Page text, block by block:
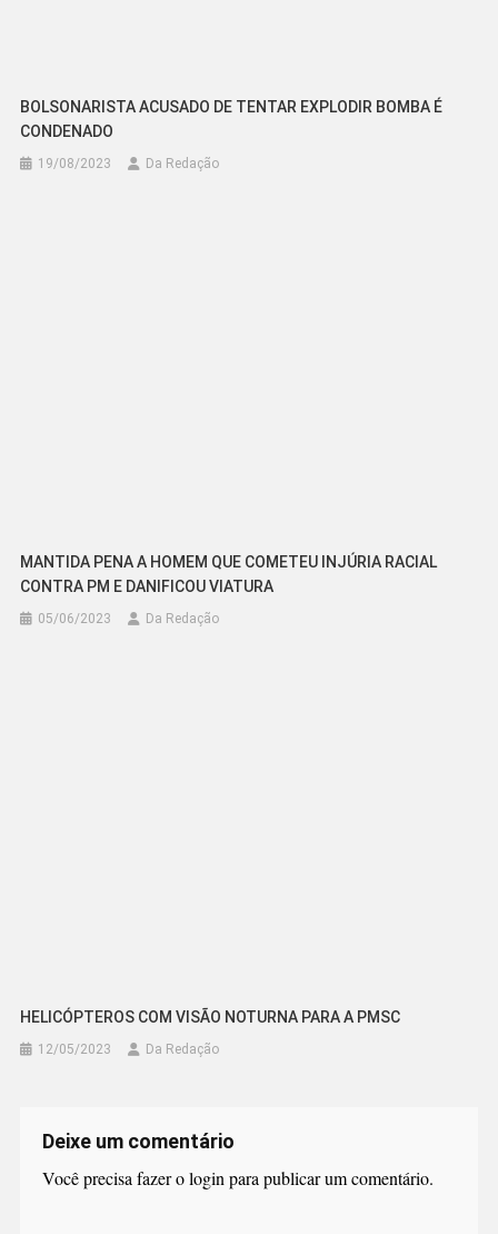
BOLSONARISTA ACUSADO DE TENTAR EXPLODIR BOMBA É
CONDENADO
19/08/2023 Da Redação
MANTIDA PENA A HOMEM QUE COMETEU INJÚRIA RACIAL
CONTRA PM E DANIFICOU VIATURA
05/06/2023 Da Redação
HELICÓPTEROS COM VISÃO NOTURNA PARA A PMSC
12/05/2023 Da Redação
Deixe um comentário
Você precisa fazer ologin para publicar um comentário.